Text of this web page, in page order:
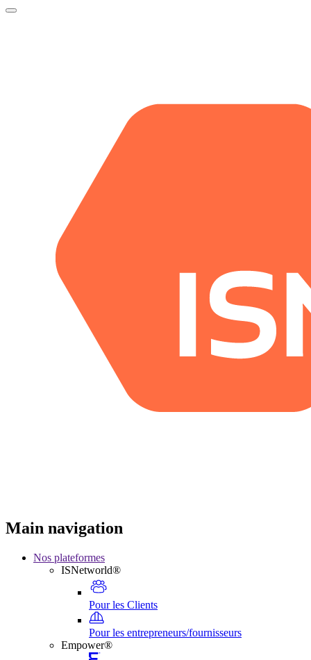
Main navigation
Nos plateformes
ISNetworld®
Pour les Clients
Pour les entrepreneurs/fournisseurs
Empower®